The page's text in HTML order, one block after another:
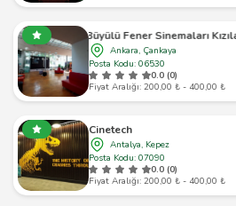
Büyülü Fener Sinemaları
Ankara, Çankaya
Posta Kodu: 06530
0.0 (0)
Fiyat Aralığı: 200,00 ₺ - 400,00 ₺
Cinetech
Antalya, Kepez
Posta Kodu: 07090
0.0 (0)
Fiyat Aralığı: 200,00 ₺ - 400,00 ₺